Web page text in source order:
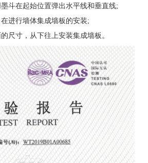
斗在起始位置弹出水平线和垂直线;
进行墙体集成墙板的安装;
尺寸，从下往上安装集成墙板。